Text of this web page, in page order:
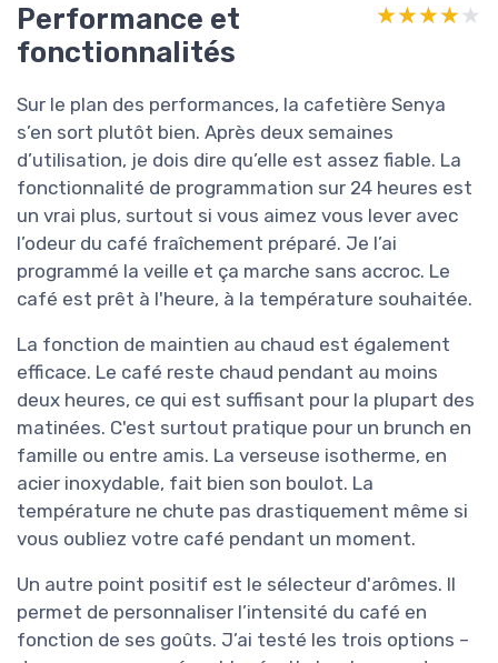
Performance et
fonctionnalités
★★★★★
★★★★★
Sur le plan des performances, la cafetière Senya
s’en sort plutôt bien. Après deux semaines
d’utilisation, je dois dire qu’elle est assez fiable. La
fonctionnalité de programmation sur 24 heures est
un vrai plus, surtout si vous aimez vous lever avec
l’odeur du café fraîchement préparé. Je l’ai
programmé la veille et ça marche sans accroc. Le
café est prêt à l'heure, à la température souhaitée.
La fonction de maintien au chaud est également
efficace. Le café reste chaud pendant au moins
deux heures, ce qui est suffisant pour la plupart des
matinées. C'est surtout pratique pour un brunch en
famille ou entre amis. La verseuse isotherme, en
acier inoxydable, fait bien son boulot. La
température ne chute pas drastiquement même si
vous oubliez votre café pendant un moment.
Un autre point positif est le sélecteur d'arômes. Il
permet de personnaliser l’intensité du café en
fonction de ses goûts. J’ai testé les trois options –